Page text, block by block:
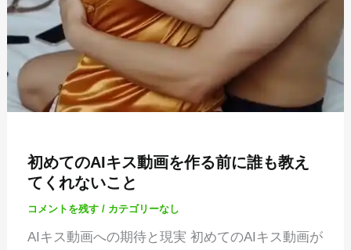
初めてのAIキス動画を作る前に誰も教え
てくれないこと
コメントを残す / カテゴリーなし
AIキス動画への期待と現実 初めてのAIキス動画が